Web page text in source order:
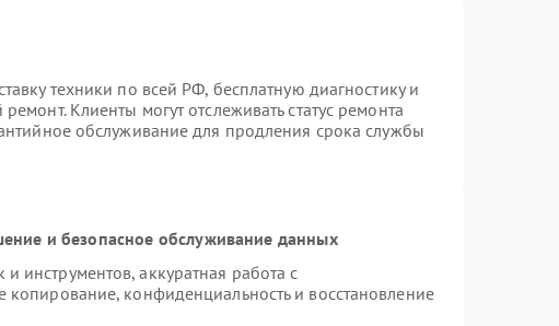
техники по всей РФ, бесплатную диагностику и
Клиенты могут отслеживать статус ремонта
обслуживание для продления срока службы
и безопасное обслуживание данных
инструментов, аккуратная работа с
конфиденциальность и восстановление